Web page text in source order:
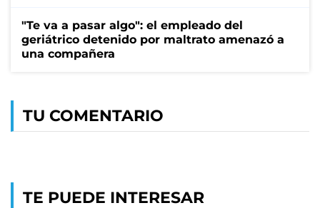
"Te va a pasar algo": el empleado del
geriátrico detenido por maltrato amenazó a
una compañera
TU COMENTARIO
TE PUEDE INTERESAR